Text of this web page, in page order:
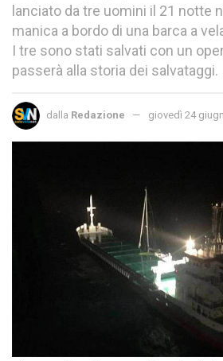
lanciato da tre uomini il 21 notte
manica a bordo di una barca a
I tre sono stati salvati con un
passerà alla storia dei salvataggi.
dalla Redazione giovedì 24